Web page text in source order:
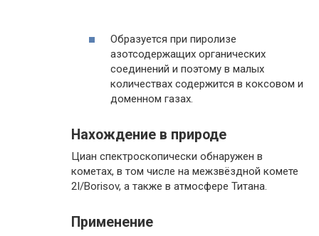
Образуется при пиролизе
азотсодержащих органических
соединений и поэтому в малых
количествах содержится в коксовом и
доменном газах.
Нахождение в природе
Циан спектроскопически обнаружен в
кометах, в том числе на межзвёздной комете
2I/Borisov, а также в атмосфере Титана.
Применение